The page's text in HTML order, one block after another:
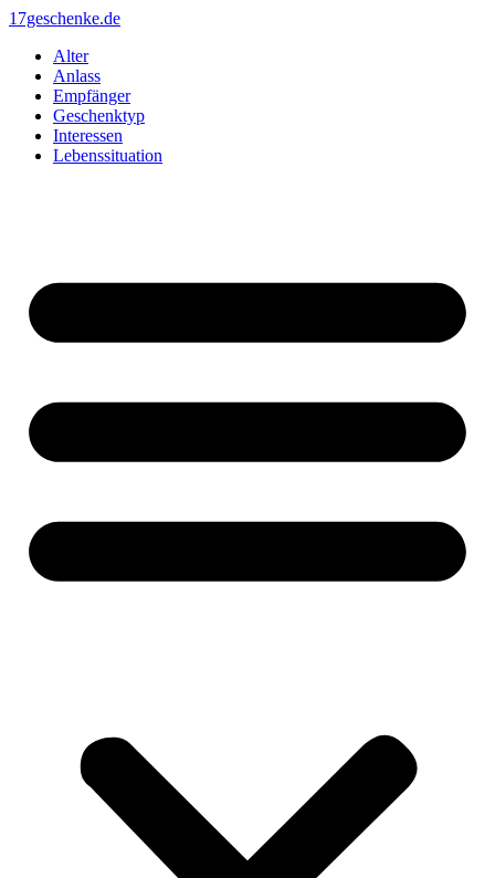
Zum
springen
17geschenke.de
Alter
Anlass
Empfänger
Geschenktyp
Interessen
Lebenssituation